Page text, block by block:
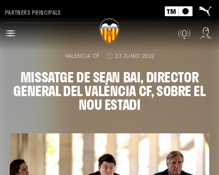
PARTNERS PRINCIPALS
VALENCIA CF 23 JUNIO 2022
MISSATGE DE SEAN BAI, DIRECTOR
GENERAL DEL VALÈNCIA CF, SOBRE EL
NOU ESTADI